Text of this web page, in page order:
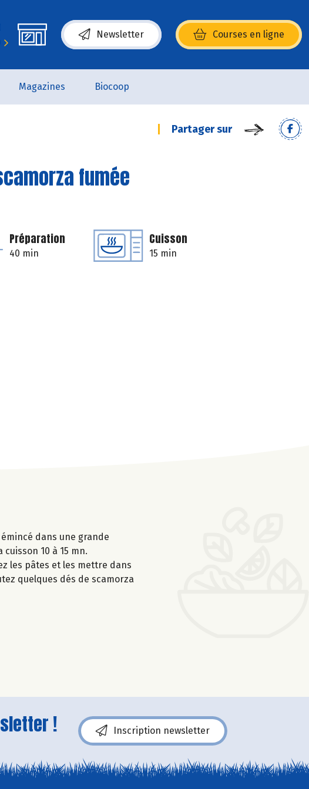
Newsletter Courses en ligne
(s’ouvre dans une nouvelle fenêtre)
Magazines Biocoop
Partager sur
fumée
Préparation
40 min
Cuisson
15 min
dans une grande
10 à 15 mn.
les pâtes et les mettre dans
quelques dés de scamorza
! Inscription newsletter